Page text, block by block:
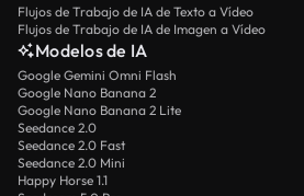
Flujos de Trabajo de IA de Texto a Vídeo
Flujos de Trabajo de IA de Imagen a Vídeo
Modelos de IA
Google Gemini Omni Flash
Google Nano Banana 2
Google Nano Banana 2 Lite
Seedance 2.0
Seedance 2.0 Fast
Seedance 2.0 Mini
Happy Horse 1.1